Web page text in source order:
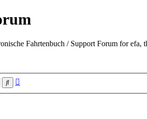
Fahrtenbuch / Support Forum for efa,
Suche